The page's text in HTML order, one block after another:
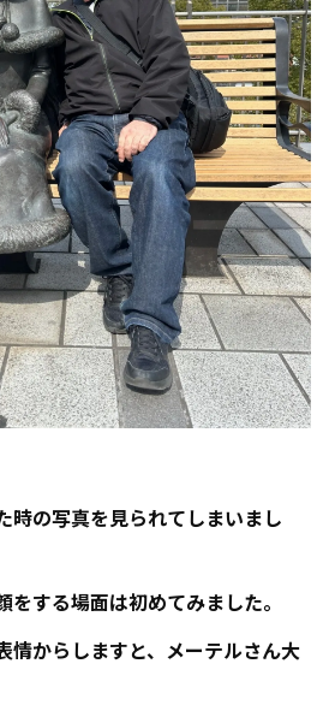
時の写真を見られてしまいまし
をする場面は初めてみました。
情からしますと、メーテルさん大